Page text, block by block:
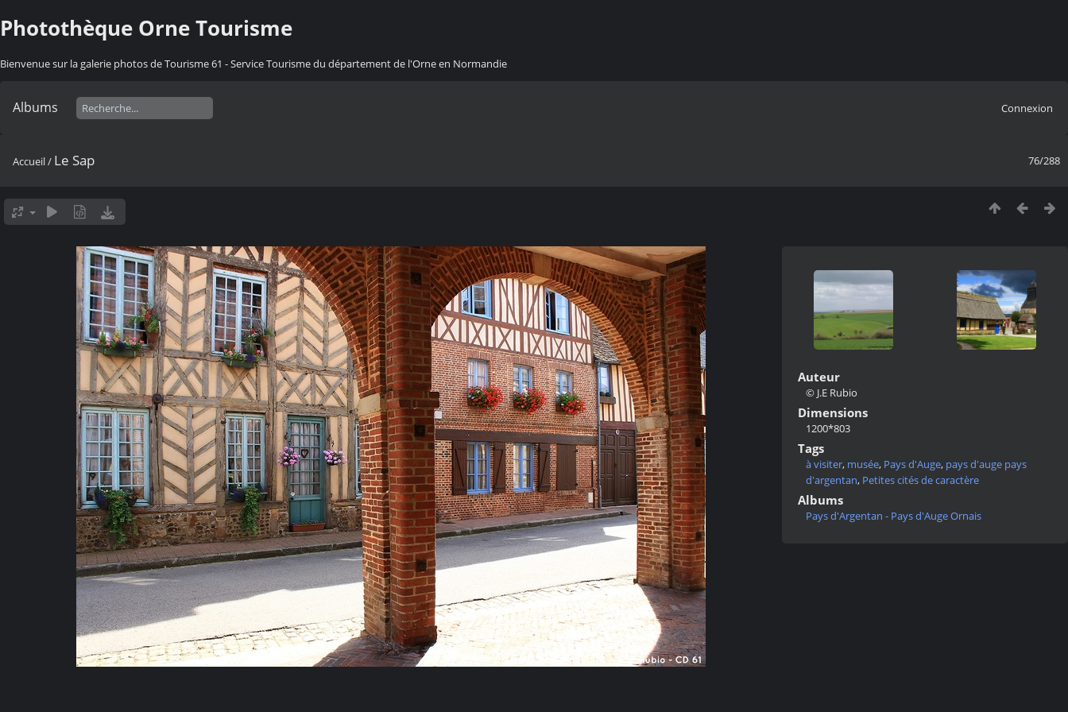
Photothèque Orne Tourisme
Bienvenue sur la galerie photos de Tourisme 61 - Service Tourisme du département de l'Orne en Normandie
Albums Connexion
76/288
Accueil/ Le Sap
Auteur
© J.E Rubio
Dimensions
1200*803
Tags
à visiter, musée, Pays d'Auge, pays d'auge pays
d'argentan, Petites cités de caractère
Albums
Pays d'Argentan - Pays d'Auge Ornais